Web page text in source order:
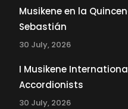
Musikene en la
Sebastián
30 July, 2026
I Musikene
Accordionists
30 July, 2026